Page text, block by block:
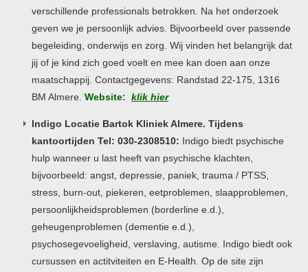
verschillende professionals betrokken. Na het onderzoek
geven we je persoonlijk advies. Bijvoorbeeld over passende
begeleiding, onderwijs en zorg. Wij vinden het belangrijk dat
jij of je kind zich goed voelt en mee kan doen aan onze
maatschappij. Contactgegevens: Randstad 22-175, 1316
BM Almere. Website: klik hier
Indigo Locatie Bartok Kliniek Almere. Tijdens
kantoortijden Tel: 030-2308510: Indigo biedt psychische
hulp wanneer u last heeft van psychische klachten,
bijvoorbeeld: angst, depressie, paniek, trauma / PTSS,
stress, burn-out, piekeren, eetproblemen, slaapproblemen,
persoonlijkheidsproblemen (borderline e.d.),
geheugenproblemen (dementie e.d.),
psychosegevoeligheid, verslaving, autisme. Indigo biedt ook
cursussen en actitviteiten en E-Health. Op de site zijn